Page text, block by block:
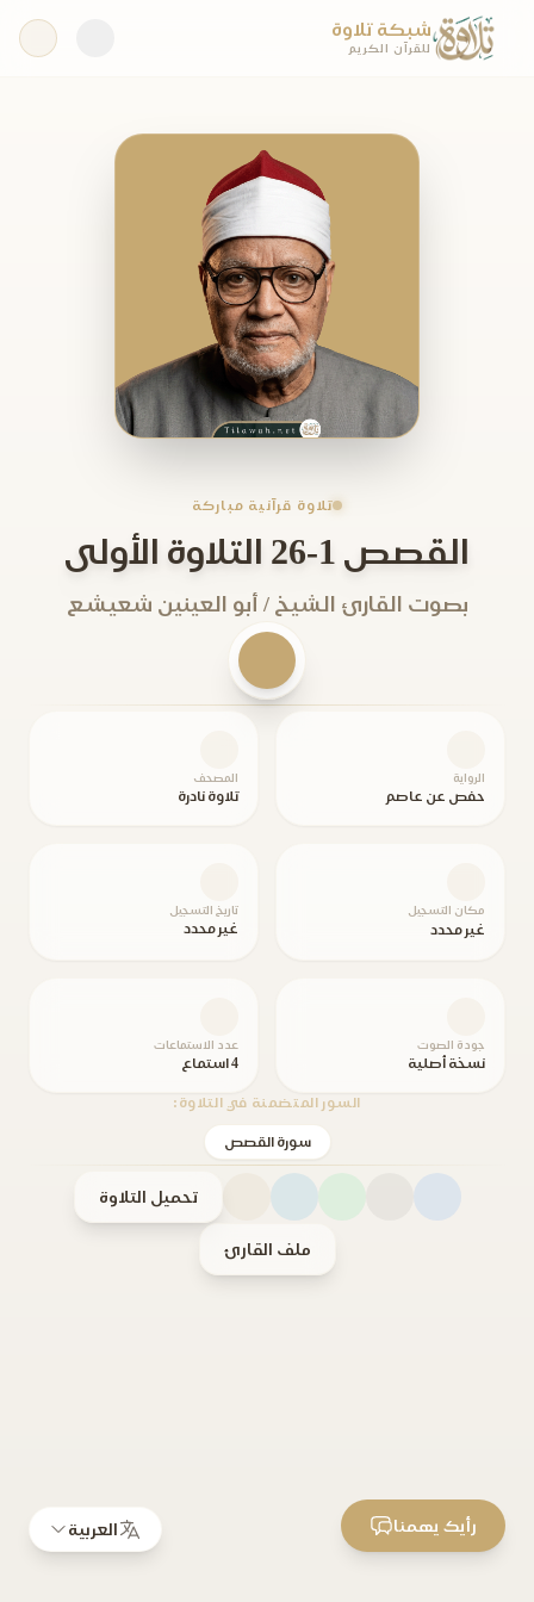
شبكة تلاوة
للقرآن الكريم
تلاوة قرآنية مباركة
القصص 1-26 التلاوة الأولى
بصوت القارئ الشيخ / أبو العينين شعيشع
الرواية
حفص عن عاصم
المصحف
تلاوة نادرة
مكان التسجيل
غير محدد
تاريخ التسجيل
غير محدد
جودة الصوت
نسخة أصلية
عدد الاستماعات
4 استماع
السور المتضمنة في التلاوة:
سورة القصص
تحميل التلاوة
ملف القارئ
العربية رأيك يهمنا